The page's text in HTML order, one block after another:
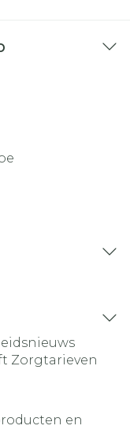
Zorgtarieven
en